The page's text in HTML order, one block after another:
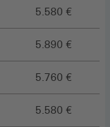
5.580 €
5.890 €
5.760 €
5.580 €